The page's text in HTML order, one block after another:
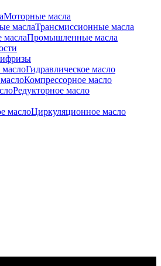
Моторные масла
Трансмиссионные масла
Промышленные масла
Гидравлическое масло
Компрессорное масло
Редукторное масло
Циркуляционное масло